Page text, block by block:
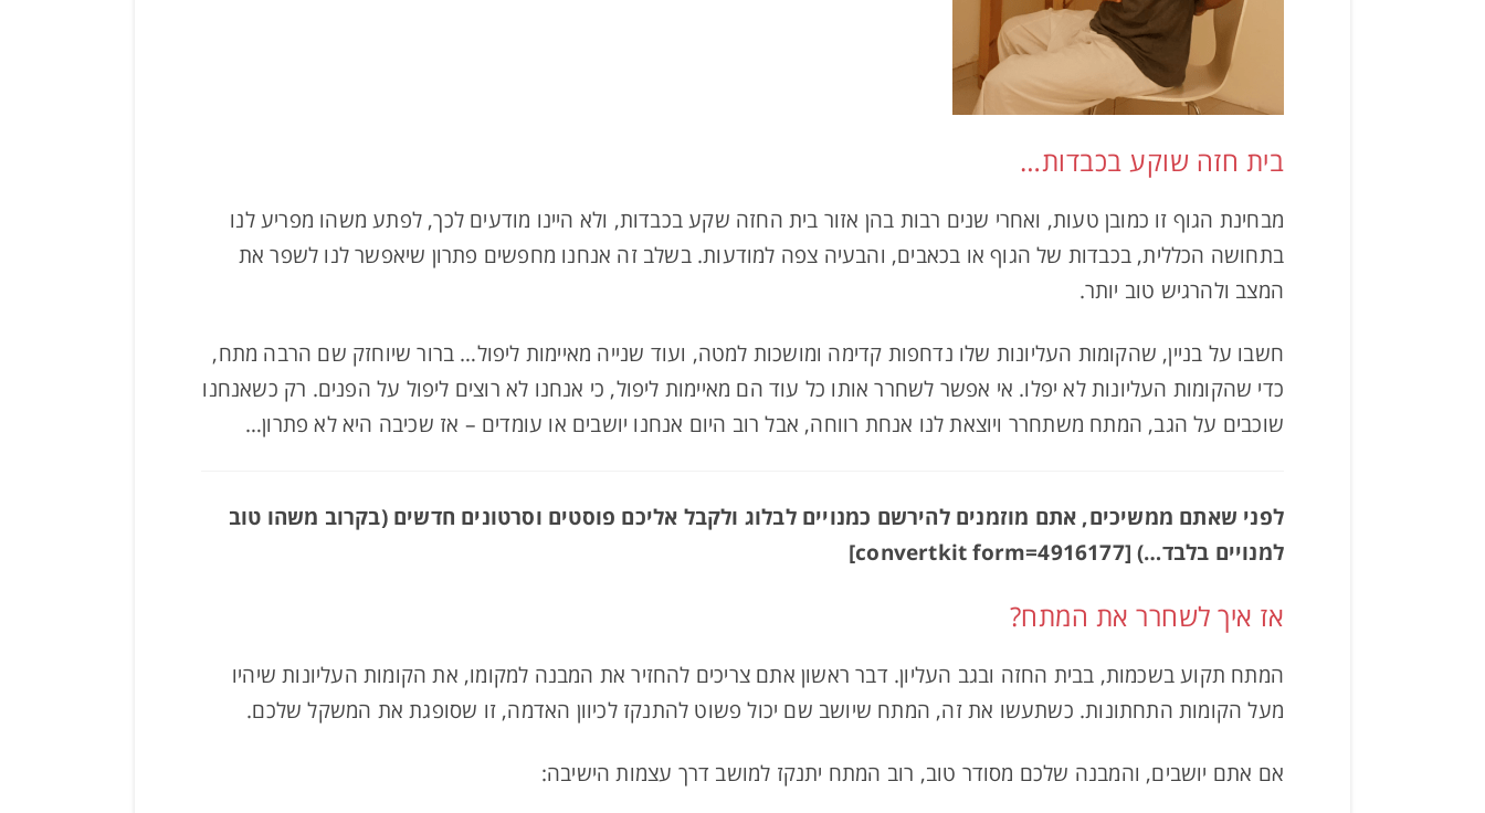
בית חזה שוקע בכבדות…
מבחינת הגוף זו כמובן טעות, ואחרי שנים רבות בהן אזור בית החזה שקע בכבדות, ולא היינו מודעים לכך, לפתע משהו מפריע לנו
בתחושה הכללית, בכבדות של הגוף או בכאבים, והבעיה צפה למודעות. בשלב זה אנחנו מחפשים פתרון שיאפשר לנו לשפר את
המצב ולהרגיש טוב יותר.
חשבו על בניין, שהקומות העליונות שלו נדחפות קדימה ומושכות למטה, ועוד שנייה מאיימות ליפול… ברור שיוחזק שם הרבה מתח,
כדי שהקומות העליונות לא יפלו. אי אפשר לשחרר אותו כל עוד הם מאיימות ליפול, כי אנחנו לא רוצים ליפול על הפנים. רק כשאנחנו
שוכבים על הגב, המתח משתחרר ויוצאת לנו אנחת רווחה, אבל רוב היום אנחנו יושבים או עומדים – אז שכיבה היא לא פתרון…
לפני שאתם ממשיכים, אתם מוזמנים להירשם כמנויים לבלוג ולקבל אליכם פוסטים וסרטונים חדשים (בקרוב משהו טוב
למנויים בלבד…) [convertkit form=4916177]
אז איך לשחרר את המתח?
המתח תקוע בשכמות, בבית החזה ובגב העליון. דבר ראשון אתם צריכים להחזיר את המבנה למקומו, את הקומות העליונות שיהיו
מעל הקומות התחתונות. כשתעשו את זה, המתח שיושב שם יכול פשוט להתנקז לכיוון האדמה, זו שסופגת את המשקל שלכם.
אם אתם יושבים, והמבנה שלכם מסודר טוב, רוב המתח יתנקז למושב דרך עצמות הישיבה: